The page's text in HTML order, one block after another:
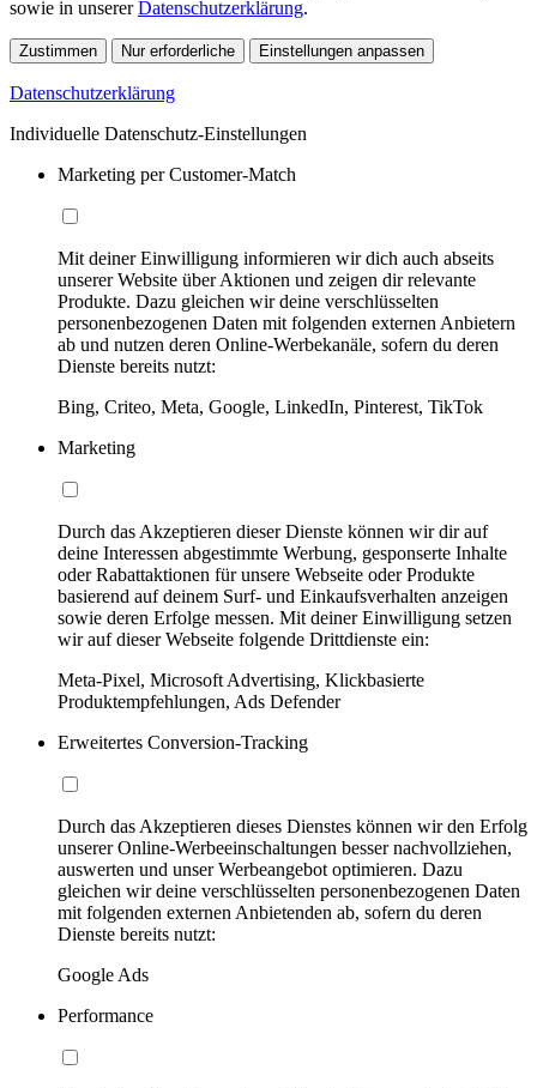
sowie in unsererDatenschutzerklärung.
Zustimmen Nur erforderliche Einstellungen anpassen
Datenschutzerklärung
Individuelle Datenschutz-Einstellungen
Marketing per Customer-Match
Mit deiner Einwilligung informieren wir dich auch abseits
unserer Website über Aktionen und zeigen dir relevante
Produkte. Dazu gleichen wir deine verschlüsselten
personenbezogenen Daten mit folgenden externen Anbietern
ab und nutzen deren Online-Werbekanäle, sofern du deren
Dienste bereits nutzt:
Bing, Criteo, Meta, Google, LinkedIn, Pinterest, TikTok
Marketing
Durch das Akzeptieren dieser Dienste können wir dir auf
deine Interessen abgestimmte Werbung, gesponserte Inhalte
oder Rabattaktionen für unsere Webseite oder Produkte
basierend auf deinem Surf- und Einkaufsverhalten anzeigen
sowie deren Erfolge messen. Mit deiner Einwilligung setzen
wir auf dieser Webseite folgende Drittdienste ein:
Meta-Pixel, Microsoft Advertising, Klickbasierte
Produktempfehlungen, Ads Defender
Erweitertes Conversion-Tracking
Durch das Akzeptieren dieses Dienstes können wir den Erfolg
unserer Online-Werbeeinschaltungen besser nachvollziehen,
auswerten und unser Werbeangebot optimieren. Dazu
gleichen wir deine verschlüsselten personenbezogenen Daten
mit folgenden externen Anbietenden ab, sofern du deren
Dienste bereits nutzt:
Google Ads
Performance